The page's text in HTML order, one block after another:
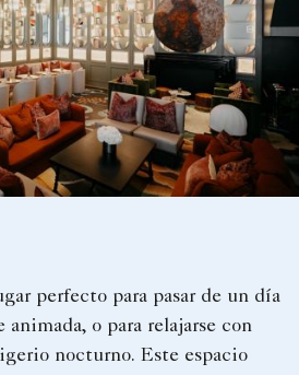
perfecto para pasar de un día
animada, o para relajarse con
nocturno. Este espacio